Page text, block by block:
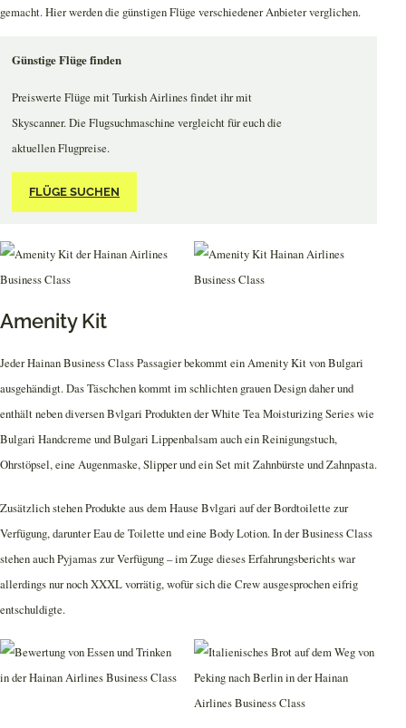
gemacht. Hier werden die günstigen Flüge verschiedener Anbieter verglichen.
Günstige Flüge finden
Preiswerte Flüge mit Turkish Airlines findet ihr mit
Skyscanner. Die Flugsuchmaschine vergleicht für euch die
aktuellen Flugpreise.
FLÜGE SUCHEN
Amenity Kit
Jeder Hainan Business Class Passagier bekommt ein Amenity Kit von Bulgari
ausgehändigt. Das Täschchen kommt im schlichten grauen Design daher und
enthält neben diversen Bvlgari Produkten der White Tea Moisturizing Series wie
Bulgari Handcreme und Bulgari Lippenbalsam auch ein Reinigungstuch,
Ohrstöpsel, eine Augenmaske, Slipper und ein Set mit Zahnbürste und Zahnpasta.
Zusätzlich stehen Produkte aus dem Hause Bvlgari auf der Bordtoilette zur
Verfügung, darunter Eau de Toilette und eine Body Lotion. In der Business Class
stehen auch Pyjamas zur Verfügung – im Zuge dieses Erfahrungsberichts war
allerdings nur noch XXXL vorrätig, wofür sich die Crew ausgesprochen eifrig
entschuldigte.